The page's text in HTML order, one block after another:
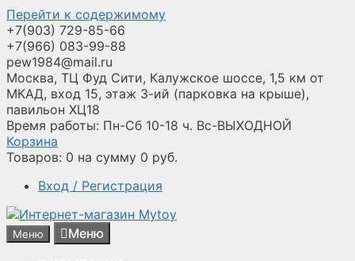
Перейти к содержимому
+7(903) 729-85-66
+7(966) 083-99-88
pew1984@mail.ru
Москва, ТЦ Фуд Сити, Калужское шоссе, 1,5 км от
МКАД, вход 15, этаж 3-ий (парковка на крыше),
павильон ХЦ18
Время работы: Пн-Сб 10-18 ч. Вс-ВЫХОДНОЙ
Корзина
Товаров: 0 на сумму 0 руб.
Вход / Регистрация
Меню Меню